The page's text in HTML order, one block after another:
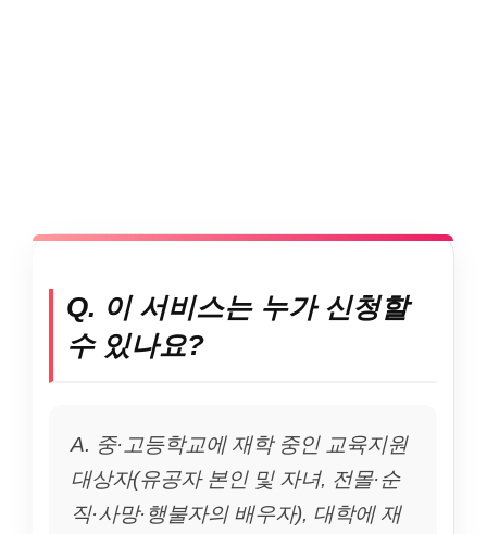
Q. 이 서비스는 누가 신청할
수 있나요?
A. 중·고등학교에 재학 중인 교육지원
대상자(유공자 본인 및 자녀, 전몰·순
직·사망·행불자의 배우자), 대학에 재